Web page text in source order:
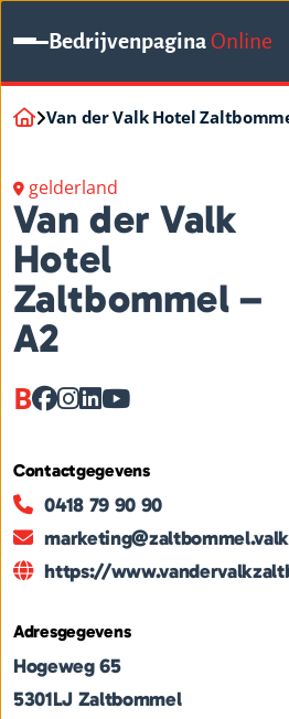
BedrijvenpaginaOnline
Van der Valk Hotel
gelderland
Van der Valk
Hotel
Zaltbommel –
A2
B
Contactgegevens
0418 79 90 90
https://
Adresgegevens
Hogeweg 65
5301LJ Zaltbommel